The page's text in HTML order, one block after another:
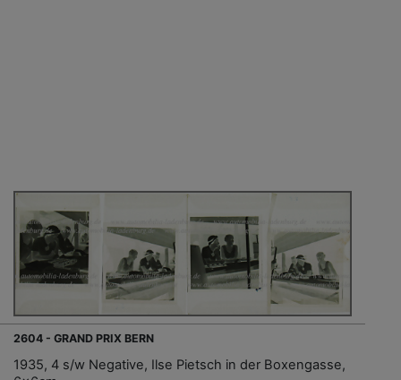
2604 - GRAND PRIX BERN
1935, 4 s/w Negative, Ilse Pietsch in der Boxengasse,